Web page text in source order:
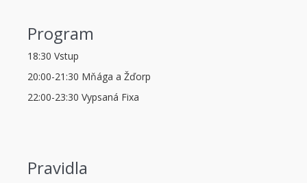
Program
18:30 Vstup
20:00-21:30 Mňága a Žďorp
22:00-23:30 Vypsaná Fixa
Pravidla